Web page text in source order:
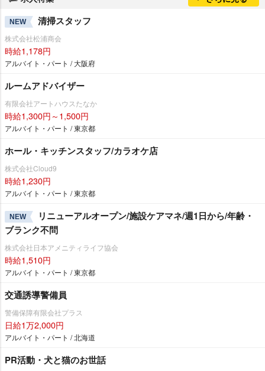
NEW 清掃スタッフ
株式会社松浦商会
時給1,178円
アルバイト・パート / 大阪府
ルームアドバイザー
有限会社アートハウスたなか
時給1,300円～1,500円
アルバイト・パート / 東京都
ホール・キッチンスタッフ/カラオケ店
株式会社Cloud9
時給1,230円
アルバイト・パート / 東京都
NEW
リニューアルオープン/施設ケアマネ/週1日から/年齢・
ブランク不問
株式会社日本アメニティライフ協会
時給1,510円
アルバイト・パート / 東京都
交通誘導警備員
警備保障有限会社プラス
日給1万2,000円
アルバイト・パート / 北海道
PR活動・犬と猫のお世話